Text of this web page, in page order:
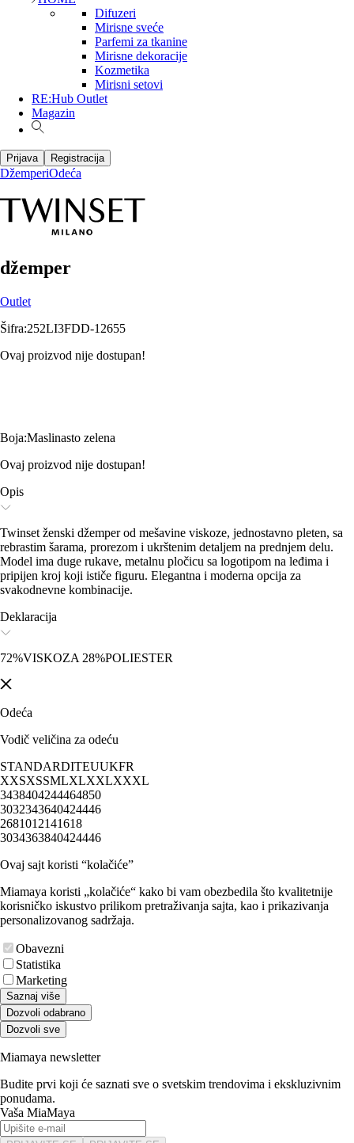
Difuzeri
Mirisne sveće
Parfemi za tkanine
Mirisne dekoracije
Kozmetika
Mirisni setovi
RE:Hub Outlet
Magazin
Prijava Registracija
DžemperiOdeća
džemper
Outlet
Šifra:252LI3FDD-12655
Ovaj proizvod nije dostupan!
Boja:Maslinasto zelena
Ovaj proizvod nije dostupan!
Opis
Twinset ženski džemper od mešavine viskoze, jednostavno pleten, sa
rebrastim šarama, prorezom i ukrštenim detaljem na prednjem delu.
Model ima duge rukave, metalnu pločicu sa logotipom na leđima i
pripijen kroj koji ističe figuru. Elegantna i moderna opcija za
svakodnevne kombinacije.
Deklaracija
72%VISKOZA 28%POLIESTER
Odeća
Vodič veličina za odeću
STANDARDITEUUKFR
XXSXSSMLXLXXLXXXL
3438404244464850
3032343640424446
2681012141618
3034363840424446
Ovaj sajt koristi “kolačiće”
Miamaya koristi „kolačiće“ kako bi vam obezbedila što kvalitetnije
korisničko iskustvo prilikom pretraživanja sajta, kao i prikazivanja
personalizovanog sadržaja.
Obavezni
Statistika
Marketing
Saznaj više
Dozvoli odabrano
Dozvoli sve
Miamaya newsletter
Budite prvi koji će saznati sve o svetskim trendovima i ekskluzivnim
ponudama.
Vaša MiaMaya